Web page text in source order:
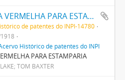
UMA TINTA VERMELHA PARA ESTAMPARIA
de patentes do INPI-14780
Histórico de patentes do INPI
PARA ESTAMPARIA
TOM BAXTER